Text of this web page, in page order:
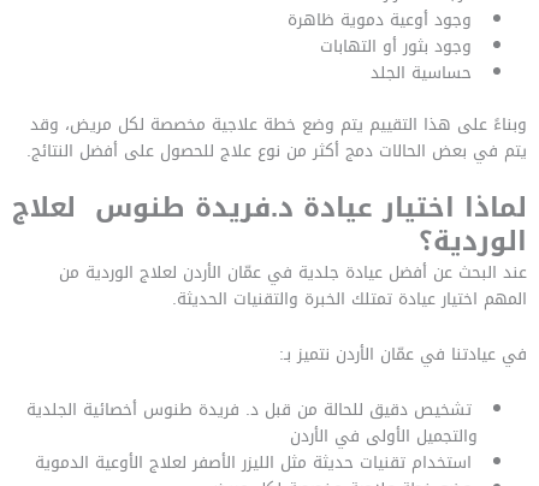
وجود أوعية دموية ظاهرة
وجود بثور أو التهابات
حساسية الجلد
وبناءً على هذا التقييم يتم وضع خطة علاجية مخصصة لكل مريض، وقد
يتم في بعض الحالات دمج أكثر من نوع علاج للحصول على أفضل النتائج.
لماذا اختيار عيادة د.فريدة طنوس لعلاج
الوردية؟
عند البحث عن أفضل عيادة جلدية في عمّان الأردن لعلاج الوردية من
المهم اختيار عيادة تمتلك الخبرة والتقنيات الحديثة.
في عيادتنا في عمّان الأردن نتميز بـ:
تشخيص دقيق للحالة من قبل د. فريدة طنوس أخصائية الجلدية
والتجميل الأولى في الأردن
استخدام تقنيات حديثة مثل الليزر الأصفر لعلاج الأوعية الدموية